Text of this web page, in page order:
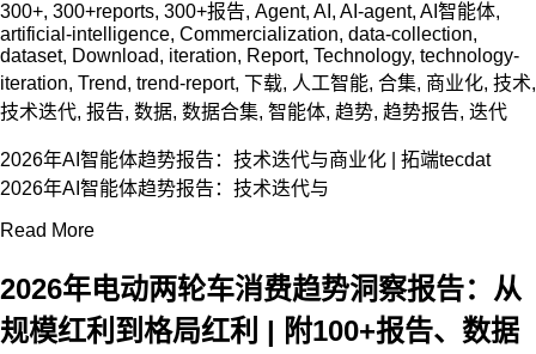
300+, 300+reports, 300+报告, Agent, AI , AI-agent, AI智能体,
artificial-intelligence, Commercialization, data-collection,
dataset, Download, iteration, Report, Technology, technology-
iteration, Trend, trend-report, 下载, 人工智能, 合集, 商业化, 技术,
技术迭代, 报告, 数据, 数据合集, 智能体, 趋势, 趋势报告, 迭代
2026年AI智能体趋势报告：技术迭代与商业化 | 拓端tecdat
2026年AI智能体趋势报告：技术迭代与
Read More
2026年电动两轮车消费趋势洞察报告：从
规模红利到格局红利 | 附100+报告、数据